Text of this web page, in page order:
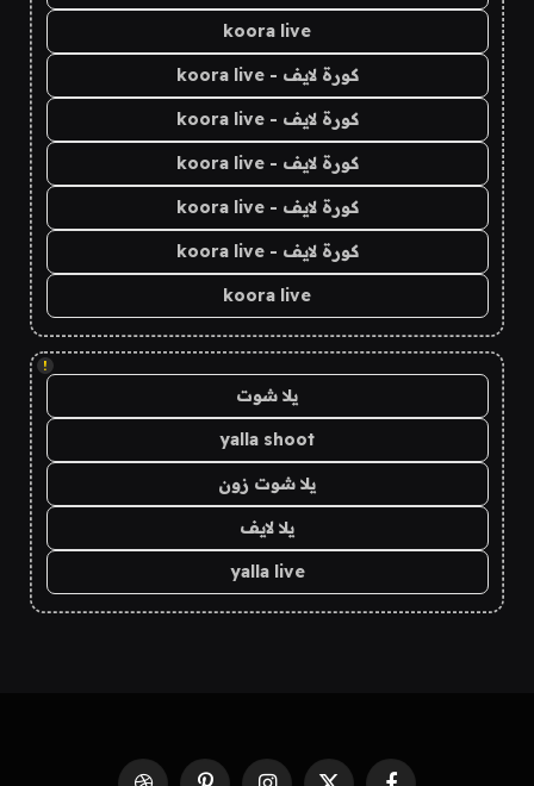
koora live
كورة لايف - koora live
كورة لايف - koora live
كورة لايف - koora live
كورة لايف - koora live
كورة لايف - koora live
koora live
!
يلا شوت
yalla shoot
يلا شوت زون
يلا لايف
yalla live